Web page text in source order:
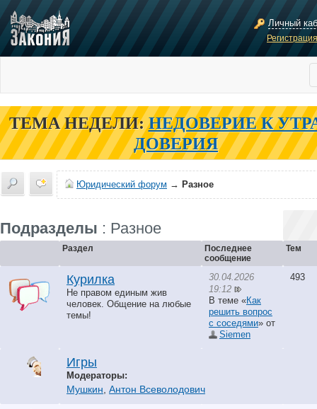
Личный
ТЕМА НЕДЕЛИ: НЕДОВЕРИЕ К
ДОВЕРИЯ
Юридический форум → Разное
Подразделы : Разное
Раздел
Последнее
сообщение
Тем
Курилка
Не правом единым жив
человек. Общение на любые
темы!
30.04.2026
19:12
В теме «Как
решить вопрос
с соседями» от
Siemen
493
Игры
Модераторы:
Мушкин Антон Всеволодович